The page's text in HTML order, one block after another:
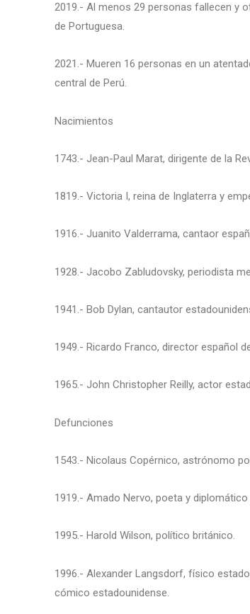
2019.- Al menos 29 personas fallecen y
de Portuguesa.
2021.- Mueren 16 personas en un
central de Perú.
Nacimientos
1743.- Jean-Paul Marat, dirigente de la
1819.- Victoria I, reina de Inglaterra y
1916.- Juanito Valderrama, cantaor
1928.- Jacobo Zabludovsky, periodista
1941.- Bob Dylan, cantautor
1949.- Ricardo Franco, director español
1965.- John Christopher Reilly, actor
Defunciones
1543.- Nicolaus Copérnico, astrónomo
1919.- Amado Nervo, poeta y
1995.- Harold Wilson, político británico.
1996.- Alexander Langsdorf, físico
cómico estadounidense.